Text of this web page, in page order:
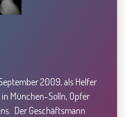
2009, als Helfer
München-Solln, Opfer
Der Geschäftsmann